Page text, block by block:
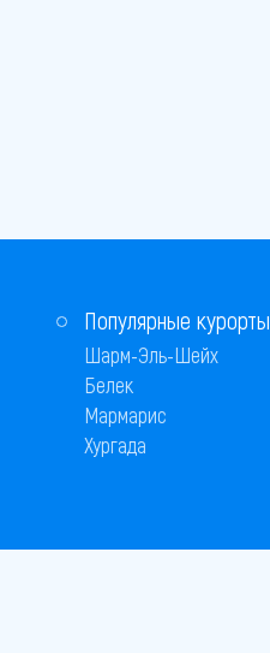
Популярные курорты
Шарм-Эль-Шейх
Белек
Мармарис
Хургада